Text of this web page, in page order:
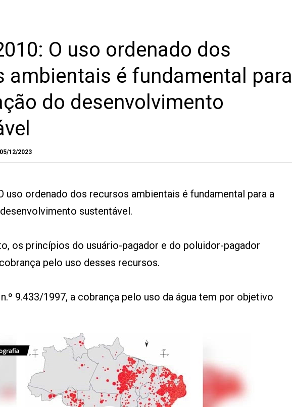
O uso ordenado dos
ambientais é fundamental para
do desenvolvimento
05/12/2023
uso ordenado dos recursos ambientais é fundamental para a
sustentável.
os princípios do usuário-pagador e do poluidor-pagador
pelo uso desses recursos.
9.433/1997, a cobrança pelo uso da água tem por objetivo